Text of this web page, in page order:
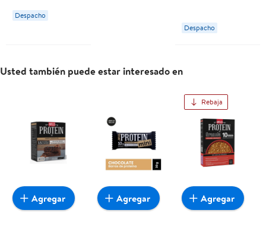
g Wild protein
pro
Despacho
Despacho
Usted también puede estar interesado en
Agregar Agregar
Rebaja
Agregar